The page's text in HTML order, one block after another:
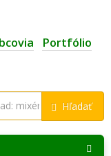
Portfólio
Hľadať